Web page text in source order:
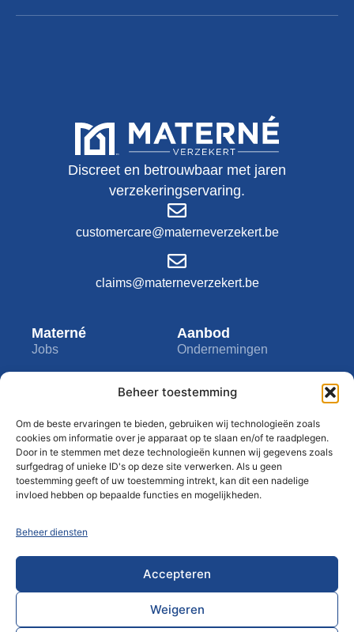
Beheer toestemming
Om de beste ervaringen te bieden, gebruiken wij technologieën zoals
cookies om informatie over je apparaat op te slaan en/of te raadplegen.
Door in te stemmen met deze technologieën kunnen wij gegevens zoals
surfgedrag of unieke ID's op deze site verwerken. Als u geen
toestemming geeft of uw toestemming intrekt, kan dit een nadelige
invloed hebben op bepaalde functies en mogelijkheden.
Beheer diensten
Accepteren
Weigeren
Discreet en betrouwbaar met jaren
verzekeringservaring.
customercare@materneverzekert.be
claims@materneverzekert.be
Materné
Jobs
Aanbod
Ondernemingen
Bedrijf
Over ons
Contact
Privacyclausule
Gedragsregels
Tools
My Materné
Assistance
Blog
© 2024 Materné ® Alle rechten voorbehouden • By